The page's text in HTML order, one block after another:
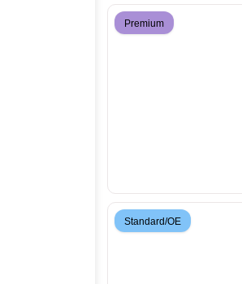
Premium
Standard/OE